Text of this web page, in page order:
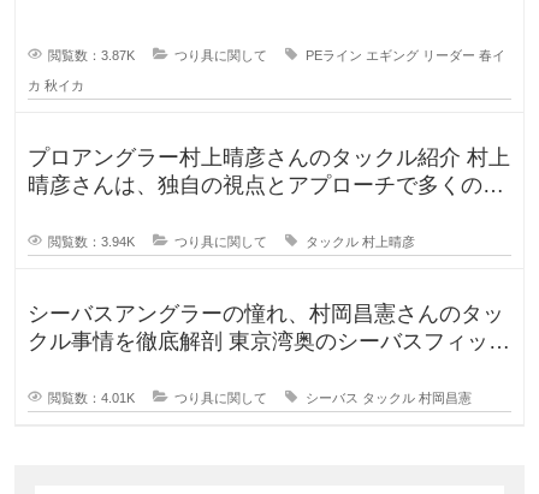
閲覧数：3.87K つり具に関して PEライン エギング リーダー 春イ
カ 秋イカ
プロアングラー村上晴彦さんのタックル紹介 村上
晴彦さんは、独自の視点とアプローチで多くのフ
閲覧数：3.94K つり具に関して タックル 村上晴彦
シーバスアングラーの憧れ、村岡昌憲さんのタッ
クル事情を徹底解剖 東京湾奥のシーバスフィッシ
閲覧数：4.01K つり具に関して シーバス タックル 村岡昌憲